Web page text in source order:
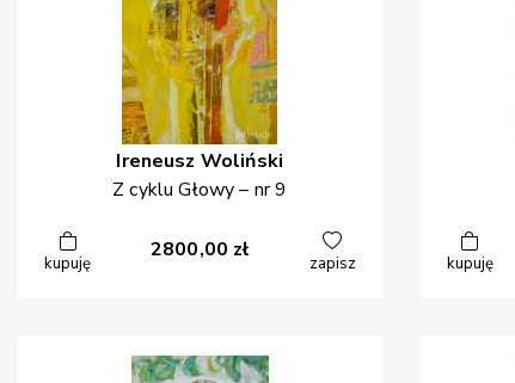
Ireneusz Woliński
Z cyklu Głowy – nr 9
kupuję
2800,00 zł
zapisz kupuję